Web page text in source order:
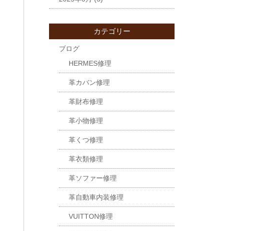
カテゴリー
ブログ
HERMES修理
革カバン修理
革財布修理
革小物修理
革くつ修理
革衣類修理
革ソファー修理
革自動車内装修理
VUITTON修理